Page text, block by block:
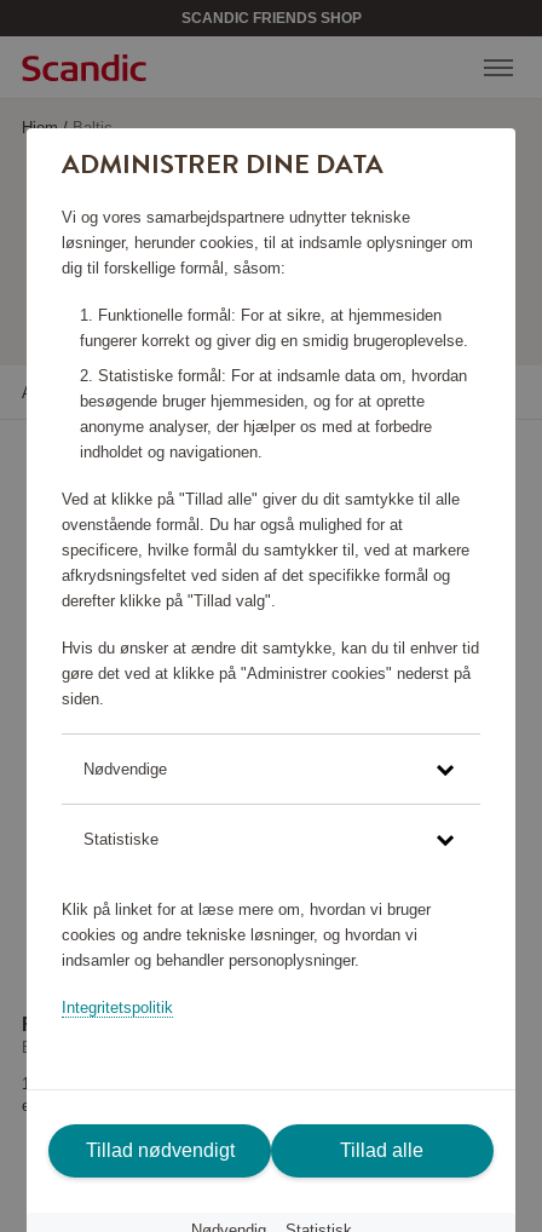
SCANDIC FRIENDS SHOP
Hjem/Baltic
BALTIC
Viser 16 produkter
Alle filtre Sortere
Flydevest Compact 100 Auto 30–110 kg, hvid
Baltic
154 440 point
eller
ADMINISTRER DINE DATA
Vi og vores samarbejdspartnere udnytter tekniske
løsninger, herunder cookies, til at indsamle oplysninger om
dig til forskellige formål, såsom:
Funktionelle formål: For at sikre, at hjemmesiden
fungerer korrekt og giver dig en smidig brugeroplevelse.
Statistiske formål: For at indsamle data om, hvordan
besøgende bruger hjemmesiden, og for at oprette
anonyme analyser, der hjælper os med at forbedre
indholdet og navigationen.
Ved at klikke på "Tillad alle" giver du dit samtykke til alle
ovenstående formål. Du har også mulighed for at
specificere, hvilke formål du samtykker til, ved at markere
afkrydsningsfeltet ved siden af det specifikke formål og
derefter klikke på "Tillad valg".
Hvis du ønsker at ændre dit samtykke, kan du til enhver tid
gøre det ved at klikke på "Administrer cookies" nederst på
siden.
Nødvendige
Statistiske
Klik på linket for at læse mere om, hvordan vi bruger
cookies og andre tekniske løsninger, og hvordan vi
indsamler og behandler personoplysninger.
Integritetspolitik
Tillad nødvendigt Tillad alle